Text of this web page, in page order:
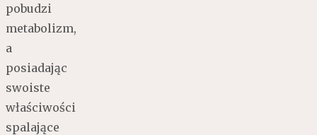
pobudzi
metabolizm,
a
posiadając
swoiste
właściwości
spalające